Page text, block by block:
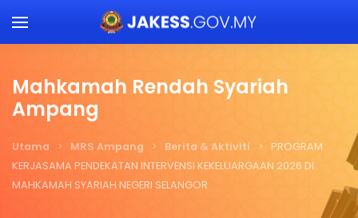
Skip to main content
Mahkamah Rendah Syariah
Ampang
Utama MRS Ampang Berita & Aktiviti
PROGRAM
KERJASAMA PENDEKATAN INTERVENSI KEKELUARGAAN 2026 DI
MAHKAMAH SYARIAH NEGERI SELANGOR